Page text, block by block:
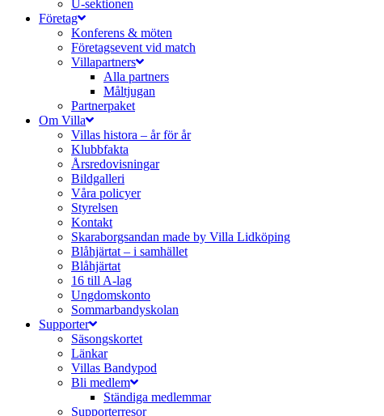
U-sektionen
Företag
Konferens & möten
Företagsevent vid match
Villapartners
Alla partners
Måltjugan
Partnerpaket
Om Villa
Villas histora – år för år
Klubbfakta
Årsredovisningar
Bildgalleri
Våra policyer
Styrelsen
Kontakt
Skaraborgsandan made by Villa Lidköping
Blåhjärtat – i samhället
Blåhjärtat
16 till A-lag
Ungdomskonto
Sommarbandyskolan
Supporter
Säsongskortet
Länkar
Villas Bandypod
Bli medlem
Ständiga medlemmar
Supporterresor